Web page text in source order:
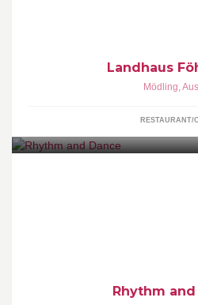
Landhaus
Mödling,
RESTAURANT/
Rhythm and